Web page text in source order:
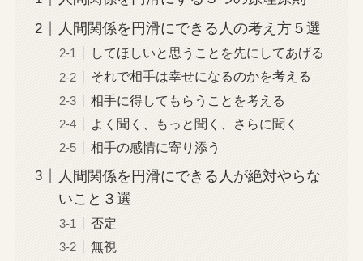
人間関係を円滑にできる人の考え方５選
してほしいと思うことを先にしてあげる
それで相手は幸せになるのかを考える
相手に得してもらうことを考える
よく聞く、もっと聞く、さらに聞く
相手の感情に寄り添う
人間関係を円滑にできる人が絶対やらな
いこと３選
否定
無視